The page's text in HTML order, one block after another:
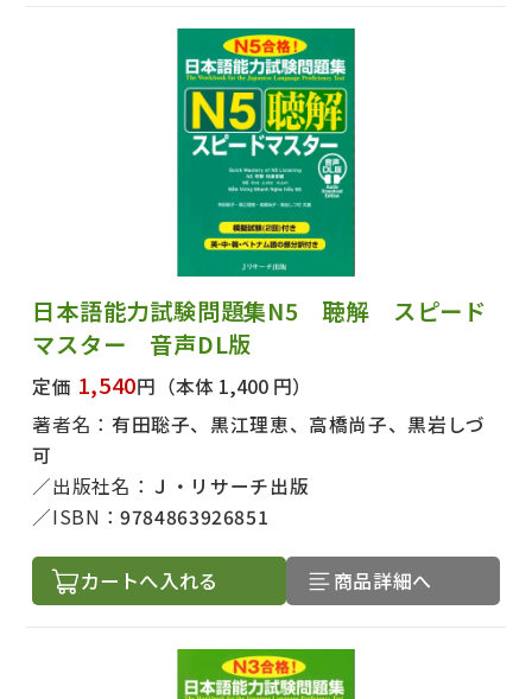
日本語能力試験問題集N5 聴解 スピード
マスター 音声DL版
定価 1,540円 （本体 1,400 円）
著者名： 有田聡子、黒江理恵、高橋尚子、黒岩しづ
可
出版社名： Ｊ・リサーチ出版
ISBN：9784863926851
カートへ入れる 商品詳細へ